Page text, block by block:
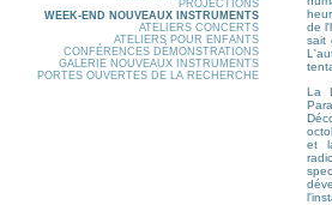
PROJECTIONS
WEEK-END NOUVEAUX INSTRUMENTS
ATELIERS CONCERTS
ATELIERS POUR ENFANTS
CONFÉRENCES DÉMONSTRATIONS
GALERIE NOUVEAUX INSTRUMENTS
PORTES OUVERTES DE LA RECHERCHE
de
sait
La
et